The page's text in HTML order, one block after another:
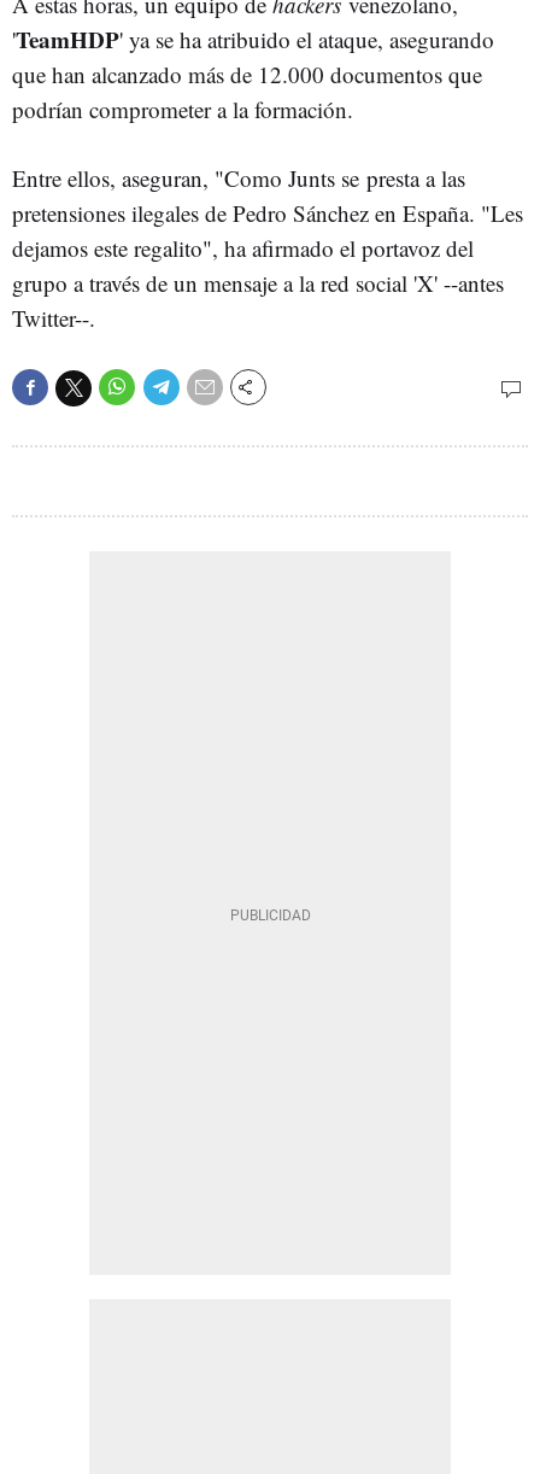
'TeamHDP' ya se ha atribuido el ataque, asegurando
que han alcanzado más de 12.000 documentos que
podrían comprometer a la formación.
Entre ellos, aseguran, "Como Junts se presta a las
pretensiones ilegales de Pedro Sánchez en España. "Les
dejamos este regalito", ha afirmado el portavoz del
grupo a través de un mensaje a la red social 'X' --antes
Twitter--.